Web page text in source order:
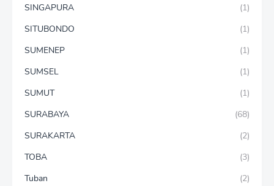
SINGAPURA
(1)
SITUBONDO
(1)
SUMENEP
(1)
SUMSEL
(1)
SUMUT
(1)
SURABAYA
(68)
SURAKARTA
(2)
TOBA
(3)
Tuban
(2)